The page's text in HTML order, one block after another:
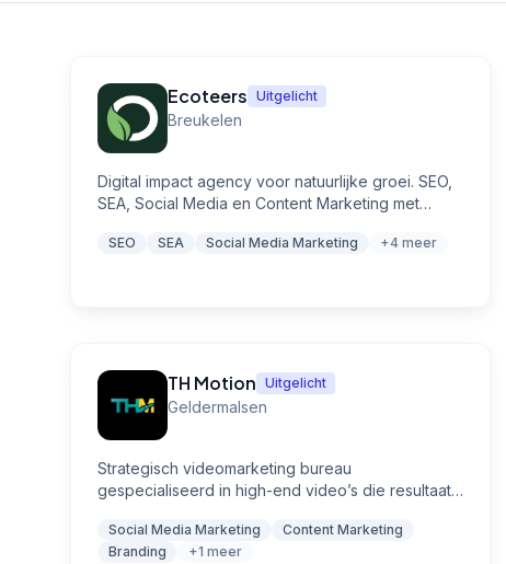
Ecoteers Uitgelicht
Breukelen
Digital impact agency voor natuurlijke groei. SEO,
SEA, Social Media en Content Marketing met
SEO SEA Social Media Marketing +4 meer
TH Motion Uitgelicht
Geldermalsen
Strategisch videomarketing bureau
gespecialiseerd in high-end video’s die resultaat
performance-gerichte video-ads.
Social Media Marketing
Content Marketing
Branding
+1 meer